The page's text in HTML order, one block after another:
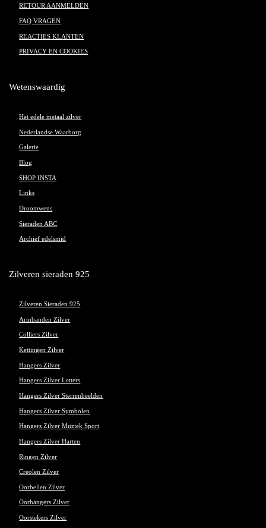
RETOUR AANMELDEN
FAQ VRAGEN
REACTIES KLANTEN
PRIVACY EN COOKIES
Wetenswaardig
Het edele metaal zilver
Nederlandse Waarborg
Galerie
Blog
SHOP INSTA
Links
Droomwens
Sieraden ABC
Archief edelsmid
Zilveren sieraden 925
Zilveren Sieraden 925
Armbanden Zilver
Colliers Zilver
Kettingen Zilver
Hangers Zilver
Hangers Zilver Letters
Hangers Zilver Sterrenbeelden
Hangers Zilver Symbolen
Hangers Zilver Muziek Sport
Hangers Zilver Harten
Ringen Zilver
Creolen Zilver
Oorbellen Zilver
Oorhangers Zilver
Oorstekers Zilver